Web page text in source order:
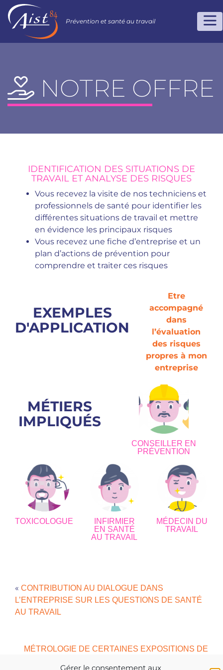
Gérer le consentement aux
Prévention et santé au travail
NOTRE OFFRE
IDENTIFICATION DES SITUATIONS DE
TRAVAIL ET ANALYSE DES RISQUES
Vous recevez la visite de nos techniciens et
professionnels de santé pour identifier les
différentes situations de travail et mettre
en évidence les principaux risques
Vous recevez une fiche d’entreprise et un
plan d’actions de prévention pour
comprendre et traiter ces risques
EXEMPLES
D'APPLICATION
Etre
accompagné
dans
l’évaluation
des risques
propres à mon
entreprise
MÉTIERS
IMPLIQUÉS
CONSEILLER EN
PRÉVENTION
TOXICOLOGUE
INFIRMIER
EN SANTÉ
AU TRAVAIL
MÉDECIN DU
TRAVAIL
« CONTRIBUTION AU DIALOGUE DANS
L’ENTREPRISE SUR LES QUESTIONS DE SANTÉ
AU TRAVAIL
MÉTROLOGIE DE CERTAINES EXPOSITIONS DE